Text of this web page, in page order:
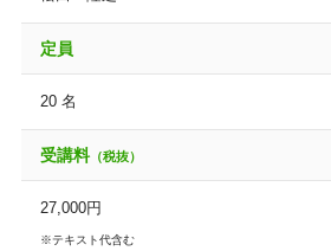
定員
20 名
受講料（税抜）
27,000円
※テキスト代含む